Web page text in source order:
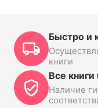
Быстро и
книги
Все
Наличие